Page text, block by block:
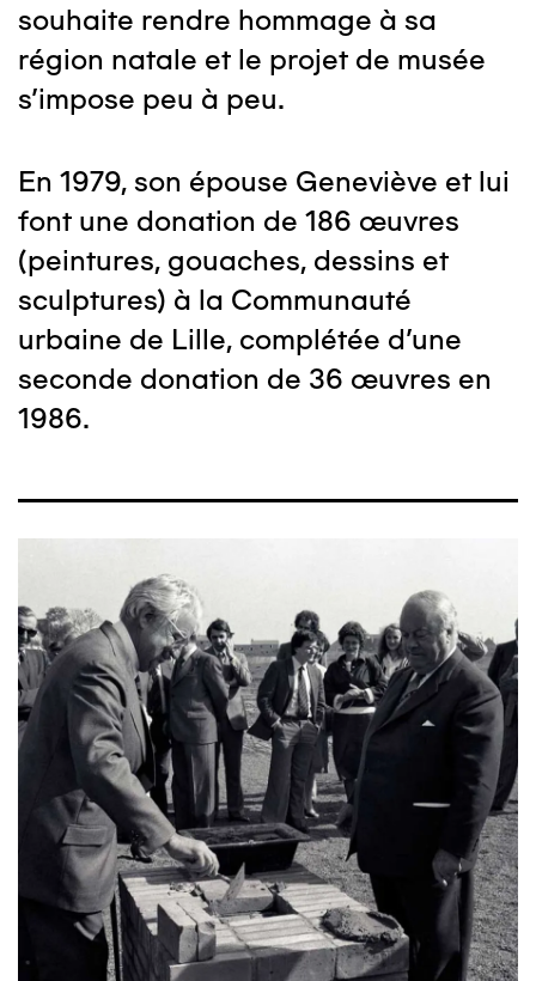
souhaite rendre hommage à sa
région natale et le projet de musée
s'impose peu à peu.
En 1979, son épouse Geneviève et lui
font une donation de 186 œuvres
(peintures, gouaches, dessins et
sculptures) à la Communauté
urbaine de Lille, complétée d'une
seconde donation de 36 œuvres en
1986.